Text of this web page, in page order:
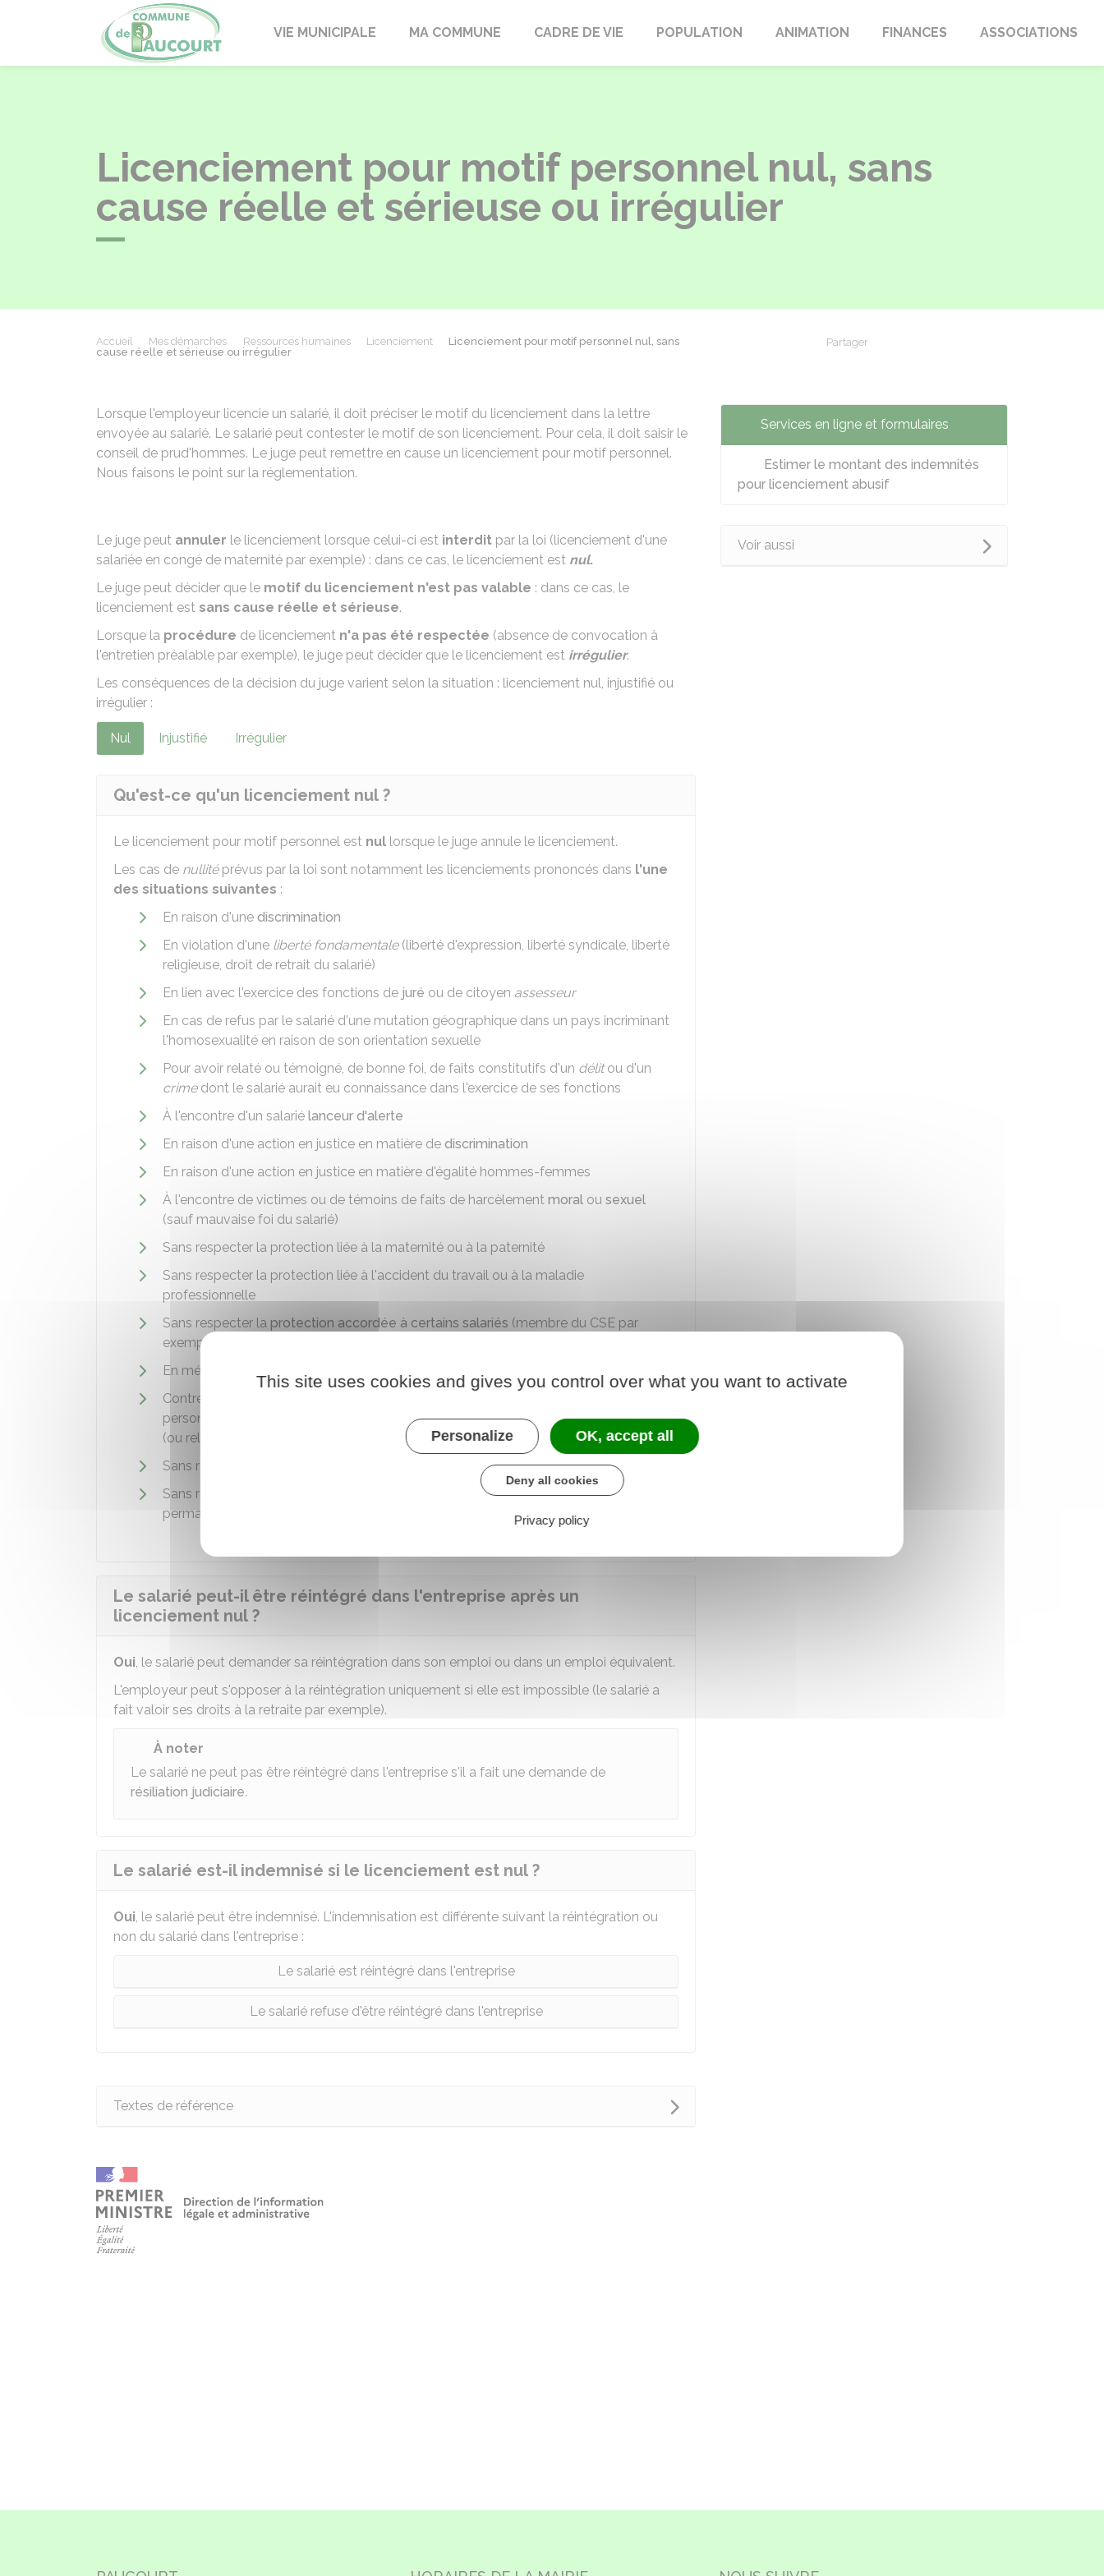
PaucourtVIE MUNICIPALE MA COMMUNE CADRE DE VIE POPULATION ANIMATION FINANCES ASSOCIATIONS
Licenciement pour motif personnel nul, sans
cause réelle et sérieuse ou irrégulier
Accueil Mes démarches Ressources humaines Licenciement
Licenciement pour motif personnel nul, sans
cause réelle et sérieuse ou irrégulier
Partager
Lorsque l'employeur licencie un salarié, il doit préciser le motif du licenciement dans la lettre
envoyée au salarié. Le salarié peut contester le motif de son licenciement. Pour cela, il doit saisir le
conseil de prud'hommes. Le juge peut remettre en cause un licenciement pour motif personnel.
Nous faisons le point sur la réglementation.
Le juge peut annuler le licenciement lorsque celui-ci est interdit par la loi (licenciement d'une
salariée en congé de maternité par exemple) : dans ce cas, le licenciement est nul.
Le juge peut décider que le motif du licenciement n'est pas valable : dans ce cas, le
licenciement est sans cause réelle et sérieuse.
Lorsque la procédure de licenciement n'a pas été respectée (absence de convocation à
l'entretien préalable par exemple), le juge peut décider que le licenciement est irrégulier.
Les conséquences de la décision du juge varient selon la situation : licenciement nul, injustifié ou
irrégulier :
Nul Injustifié Irrégulier
Qu'est-ce qu'un licenciement nul ?
Le licenciement pour motif personnel est nul lorsque le juge annule le licenciement.
Les cas de nullitéprévus par la loi sont notamment les licenciements prononcés dans l'une
des situations suivantes :
En raison d'une discrimination
En violation d'une liberté fondamentale(liberté d'expression, liberté syndicale, liberté
religieuse, droit de retrait du salarié)
En lien avec l'exercice des fonctions de juré ou de citoyen assesseur
En cas de refus par le salarié d'une mutation géographique dans un pays incriminant
l'homosexualité en raison de son orientation sexuelle
Pour avoir relaté ou témoigné, de bonne foi, de faits constitutifs d'un délitou d'un
crimedont le salarié aurait eu connaissance dans l'exercice de ses fonctions
À l'encontre d'un salarié lanceur d'alerte
En raison d'une action en justice en matière de discrimination
En raison d'une action en justice en matière d'égalité hommes-femmes
À l'encontre de victimes ou de témoins de faits de harcèlement moral ou sexuel
(sauf mauvaise foi du salarié)
Sans respecter la protection liée à la maternité ou à la paternité
Sans respecter la protection liée à l'accident du travail ou à la maladie
professionnelle
Sans respecter la protection accordée à certains salariés (membre du CSE par
exemple)
En méconnaissance de l'exercice du droit de grève
Contre un salarié ayant témoigné de mauvais traitements ou privations infligés à une
personne accueillie dans les établissements ou services sociaux et médico-sociaux
(ou relaté de tels agissements)
Sans respecter la protection liée au décès de l'enfant de moins de 25 ans
Sans respecter la protection liée au décès d'une personne à charge effective et
permanente de moins de 25 ans.
Le salarié peut-il être réintégré dans l'entreprise après un
licenciement nul ?
Oui, le salarié peut demander sa réintégration dans son emploi ou dans un emploi équivalent.
L'employeur peut s'opposer à la réintégration uniquement si elle est impossible (le salarié a
fait valoir ses droits à la retraite par exemple).
À noter
Le salarié ne peut pas être réintégré dans l'entreprise s'il a fait une demande de
résiliation judiciaire.
Le salarié est-il indemnisé si le licenciement est nul ?
Oui, le salarié peut être indemnisé. L'indemnisation est différente suivant la réintégration ou
non du salarié dans l'entreprise :
Le salarié est réintégré dans l'entreprise
Le salarié refuse d'être réintégré dans l'entreprise
Textes de référence
Services en ligne et formulaires
Estimer le montant des indemnités
pour licenciement abusif
Voir aussi
This site uses cookies and gives you control over what you want to activate
Personalize OK, accept all
Deny all cookies
Privacy policy